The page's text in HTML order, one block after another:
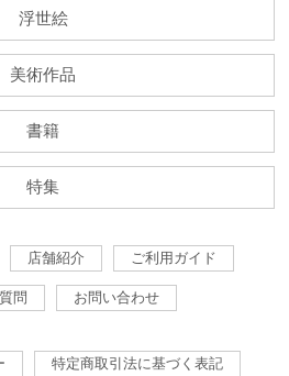
浮世絵
美術作品
書籍
特集
店舗紹介 ご利用ガイド
問 お問い合わせ
特定商取引法に基づく表記